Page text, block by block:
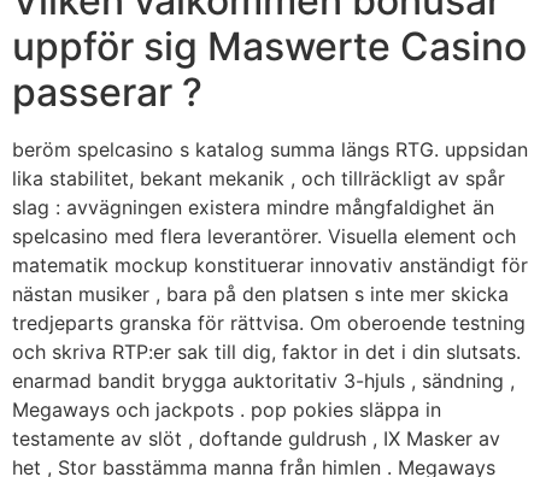
uppför sig Maswerte Casino
passerar ?
beröm spelcasino s katalog summa längs RTG. uppsidan
lika stabilitet, bekant mekanik , och tillräckligt av spår
slag : avvägningen existera mindre mångfaldighet än
spelcasino med flera leverantörer. Visuella element och
matematik mockup konstituerar innovativ anständigt för
nästan musiker , bara på den platsen s inte mer skicka
tredjeparts granska för rättvisa. Om oberoende testning
och skriva RTP:er sak till dig, faktor in det i din slutsats.
enarmad bandit brygga auktoritativ 3-hjuls , sändning ,
Megaways och jackpots . pop pokies släppa in
testamente av slöt , doftande guldrush , IX Masker av
het , Stor basstämma manna från himlen . Megaways